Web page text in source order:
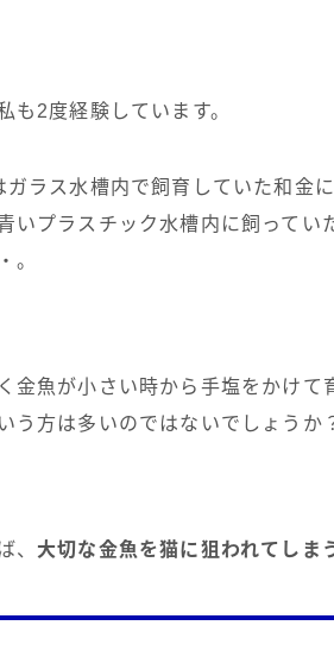
も2度経験しています。
ガラス水槽内で飼育していた和金
いプラスチック水槽内に飼って
。
金魚が小さい時から手塩をかけ
う方は多いのではないでしょうか
、 大切な金魚を猫に狙われてしま